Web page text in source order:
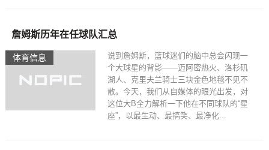
体育信息
詹姆斯历年在任球队汇总
说到詹姆斯，篮球迷们的脑中总会闪现一
个大球星的背影——迈阿密热火、洛杉矶
湖人、克里夫兰骑士三块金色地毯不见不
散。今天，我们从自媒体的眼光出发，对
这位大B全力解析一下他在不同球队的“星
座”，以最生动、最搞笑、最净化...